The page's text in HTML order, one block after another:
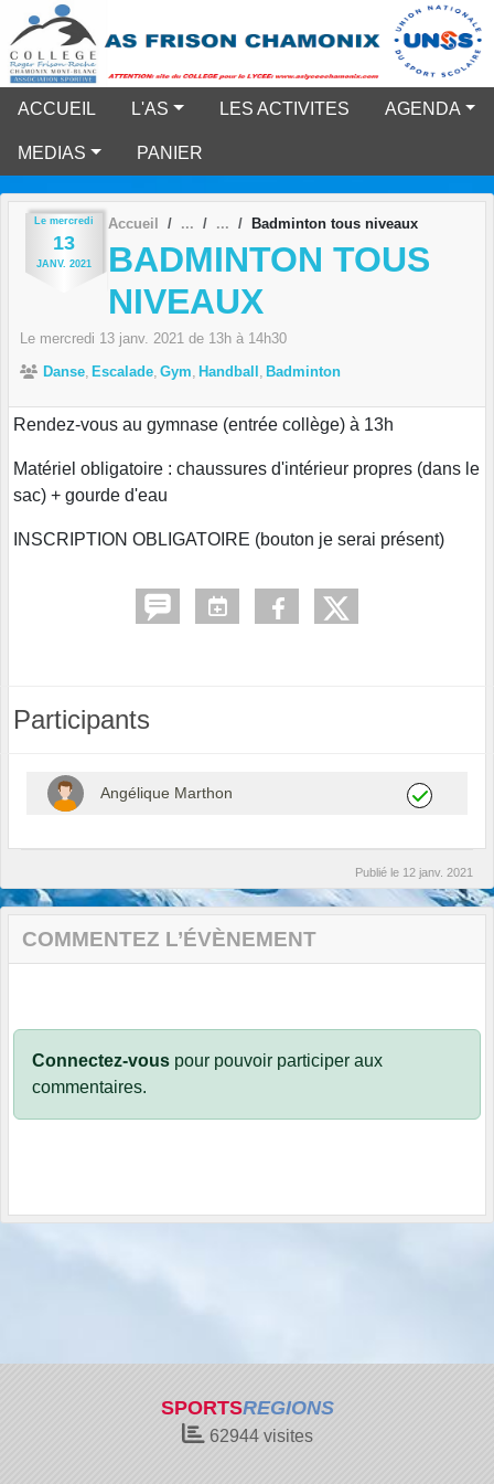
ACCUEIL L'AS LES ACTIVITES AGENDA
MEDIAS PANIER
Le mercredi
13
JANV. 2021
Accueil Badminton tous niveaux
BADMINTON TOUS
NIVEAUX
Le mercredi 13 janv. 2021 de 13h à 14h30
Danse Escalade Gym Handball Badminton
Rendez-vous au gymnase (entrée collège) à 13h
Matériel obligatoire : chaussures d'intérieur propres (dans le
sac) + gourde d'eau
INSCRIPTION OBLIGATOIRE (bouton je serai présent)
Participants
Angélique Marthon
Publié le 12 janv. 2021
COMMENTEZ L’ÉVÈNEMENT
Connectez-vous pour pouvoir participer aux
commentaires.
SPORTSREGIONS
62944visites
Panneau de gestion des cookies